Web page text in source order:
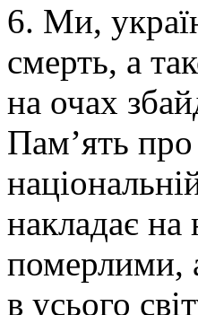
6. Ми,
смерть, а
на очах
Пам’ять
накладає на
померлими,
в усього